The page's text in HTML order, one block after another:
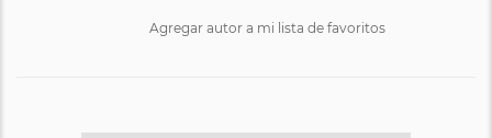
Agregar autor a mi lista de favoritos